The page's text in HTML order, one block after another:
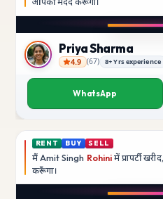
Priya Sharma
Priya Sharma
4.9 (67) 8+ Yrs experience
WhatsApp
RENT BUY SELL
मैं Amit Singh Rohiniमें प्रापर्टी
करूँगा।